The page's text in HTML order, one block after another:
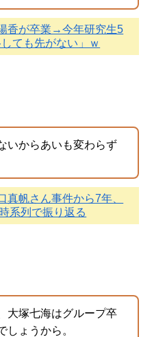
香が卒業→今年研究生5
ても先がない」ｗ
いからあいも変わらず
真帆さん事件から7年、
系列で振り返る
大塚七海はグループ卒
しょうから。